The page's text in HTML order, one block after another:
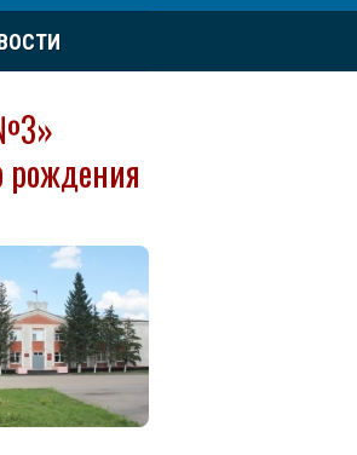
рождения